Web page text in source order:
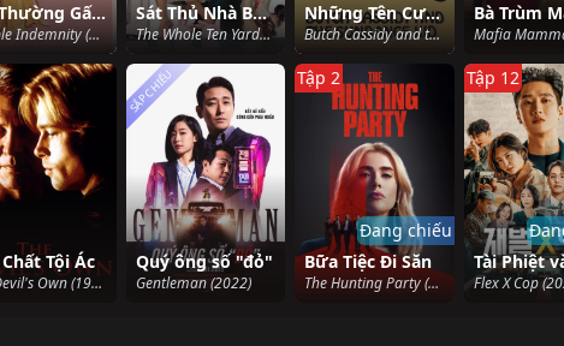
Bồi Thường Gấp Đôi
Double Indemnity (1944)
Sát Thủ Nhà Bên 2
The Whole Ten Yards (2004)
Những Tên Cướp Siêu Hạng
Butch Cassidy and the Sundance Kid (1969)
Bà Trùm
Tội Ác
The Devil's Own (1997)
Quý ông số "đỏ"
Gentleman (2022)
SẮP CHIẾU
Bữa Tiệc Đi Săn
The Hunting Party (2025)
Tập 2
Đang chiếu
Flex X Cop
Tập 12